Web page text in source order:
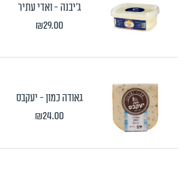
ג'יבנה - ואדי עתיר
₪29.00
גאודה כמון - יעקבס
₪24.00